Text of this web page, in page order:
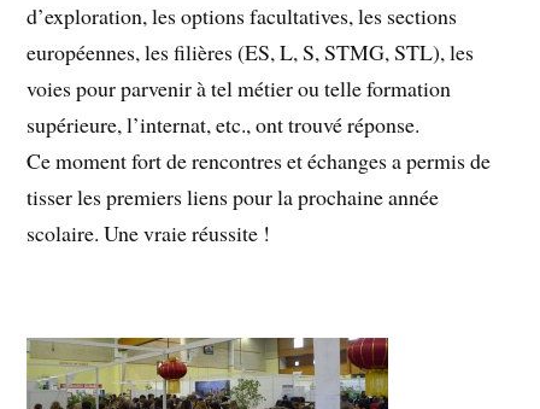
d’exploration, les options facultatives, les sections
européennes, les filières (ES, L, S, STMG, STL), les
voies pour parvenir à tel métier ou telle formation
supérieure, l’internat, etc., ont trouvé réponse.
Ce moment fort de rencontres et échanges a permis de
tisser les premiers liens pour la prochaine année
scolaire. Une vraie réussite !